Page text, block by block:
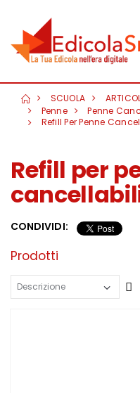
SCUOLA
Penne
Penne
Refill Per Penne
Refill per
CONDIVIDI:
Prodotti